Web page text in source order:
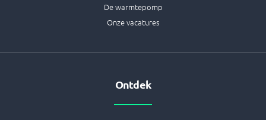
De warmtepomp
Onze vacatures
Ontdek